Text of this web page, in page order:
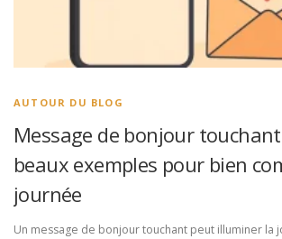
AUTOUR DU BLOG
Message de bonjour
beaux exemples pour bien
journée
Un message de bonjour touchant peut illuminer la